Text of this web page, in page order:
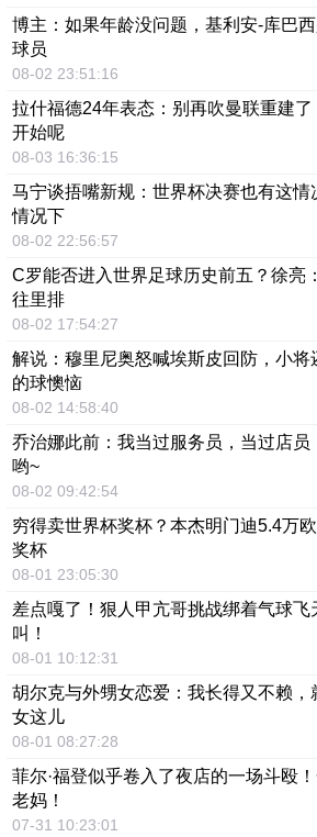
博主：如果年龄没问题，基利安-库巴
球员
08-02 23:51:16
拉什福德24年表态：别再吹曼联重建
开始呢
08-03 16:36:15
马宁谈捂嘴新规：世界杯决赛也有这情
情况下
08-02 22:56:57
C罗能否进入世界足球历史前五？徐亮
往里排
08-02 17:54:27
解说：穆里尼奥怒喊埃斯皮回防，小将
的球懊恼
08-02 14:58:40
乔治娜此前：我当过服务员，当过店员
哟~
08-02 09:42:54
穷得卖世界杯奖杯？本杰明门迪5.4万
奖杯
08-01 23:05:30
差点嘎了！狠人甲亢哥挑战绑着气球飞
叫！
08-01 10:12:31
胡尔克与外甥女恋爱：我长得又不赖，
女这儿
08-01 08:27:28
菲尔·福登似乎卷入了夜店的一场斗殴
老妈！
07-31 10:23:01